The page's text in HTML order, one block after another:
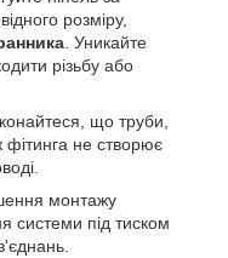
розміру,
. Уникайте
різьбу або
що труби,
фітинга не створює
монтажу
системи під тиском